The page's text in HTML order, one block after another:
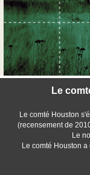
Le
Le comté Houston
(recensement de
Le
Le comté Houston